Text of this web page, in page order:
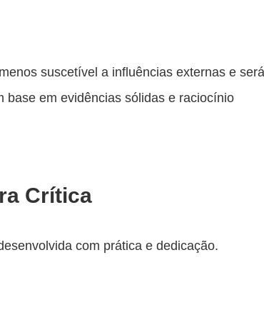
suscetível a influências externas e será
base em evidências sólidas e raciocínio
Crítica
com prática e dedicação.